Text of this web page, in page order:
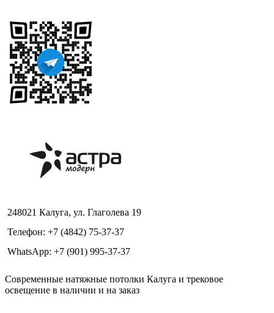
248021 Калуга, ул. Глаголева 19
Телефон: +7 (4842) 75-37-37
WhatsApp: +7 (901) 995-37-37
Современные натяжные потолки Калуга и трековое
освещение в наличии и на заказ